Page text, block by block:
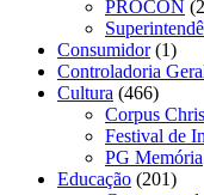
PROCON
Consumidor(1)
Controladoria
Cultura (466)
Corpus
Festival de
PG Memória
Educação (201)